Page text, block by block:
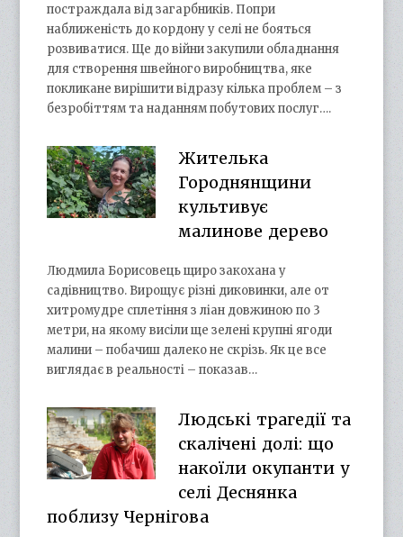
постраждала від загарбників. Попри
наближеність до кордону у селі не бояться
розвиватися. Ще до війни закупили обладнання
для створення швейного виробництва, яке
покликане вирішити відразу кілька проблем – з
безробіттям та наданням побутових послуг….
Жителька
Городнянщини
культивує
малинове дерево
Людмила Борисовець щиро закохана у
садівництво. Вирощує різні диковинки, але от
хитромудре сплетіння з ліан довжиною по 3
метри, на якому висіли ще зелені крупні ягоди
малини – побачиш далеко не скрізь. Як це все
виглядає в реальності – показав…
Людські трагедії та
скалічені долі: що
накоїли окупанти у
селі Деснянка
поблизу Чернігова